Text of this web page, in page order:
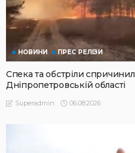
НОВИНИ ПРЕС РЕЛІЗИ
Спека та обстріли
Дніпропетровській області
Superadmin 06.08.2026